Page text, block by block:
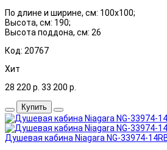
По длине и ширине, см: 100x100;
Высота, см: 190;
Высота поддона, см: 26
Код: 20767
Хит
28 220 р. 33 200 р.
Купить
Душевая кабина Niagara NG-33974-